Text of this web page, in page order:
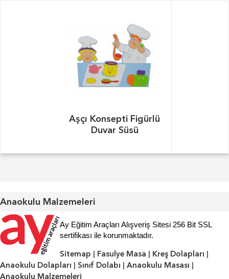
Aşçı Konsepti Figürlü
Duvar Süsü
Anaokulu Malzemeleri
Ay Eğitim Araçları Alışveriş Sitesi 256 Bit SSL
sertifikası ile korunmaktadır.
Sitemap | Fasulye Masa | Kreş Dolapları |
Anaokulu Dolapları | Sınıf Dolabı | Anaokulu Masası |
Anaokulu Malzemeleri